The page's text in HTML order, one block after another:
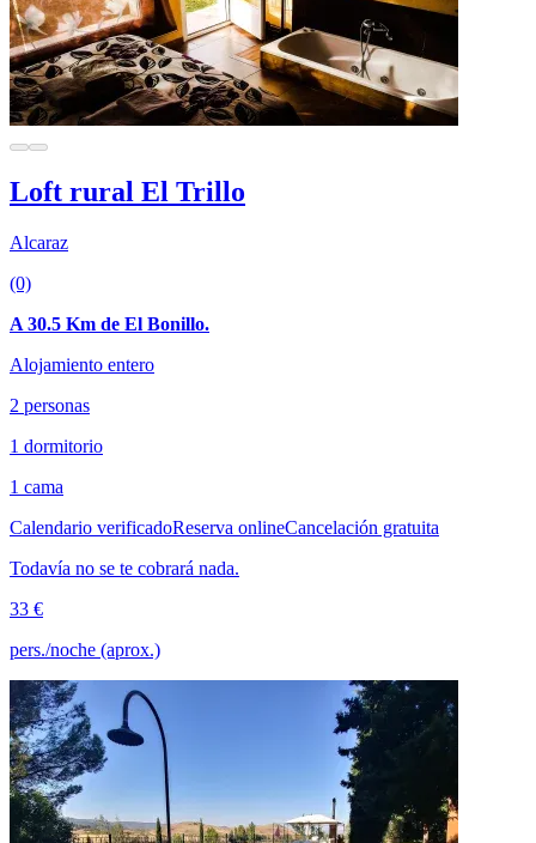
Loft rural El Trillo
Alcaraz
(0)
A 30.5 Km de El Bonillo.
Alojamiento entero
2 personas
1 dormitorio
1 cama
Calendario verificadoReserva onlineCancelación gratuita
Todavía no se te cobrará nada.
33 €
pers./noche (aprox.)